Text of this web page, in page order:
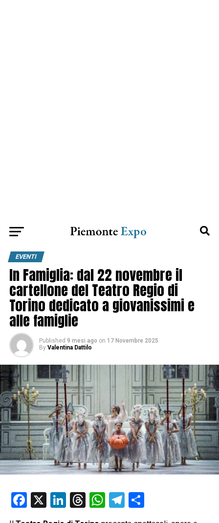
EVENTI
In Famiglia: dal 22 novembre il
cartellone del Teatro Regio di
Torino dedicato a giovanissimi e
alle famiglie
Published 9 mesi ago on 17 Novembre 2025
By Valentina Dattilo
Facebook
X LinkedIn
Threads
WhatsApp
Telegram
Condividi